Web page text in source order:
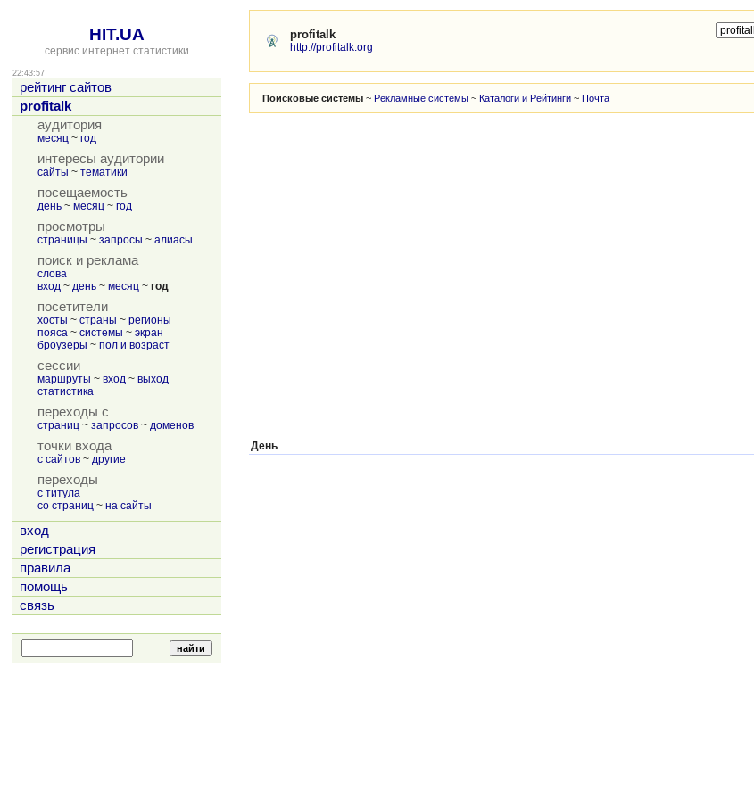
HIT.UA
сервис интернет статистики
22:43:57
рейтинг сайтов
profitalk
аудитория
месяц ~ год
интересы аудитории
сайты ~ тематики
посещаемость
день ~ месяц ~ год
просмотры
страницы ~ запросы ~ алиасы
поиск и реклама
слова
вход ~ день ~ месяц ~ год
посетители
хосты ~ страны ~ регионы
пояса ~ системы ~ экран
броузеры ~ пол и возраст
сессии
маршруты ~ вход ~ выход
статистика
переходы с
страниц ~ запросов ~ доменов
точки входа
с сайтов ~ другие
переходы
с титула
со страниц ~ на сайты
вход
регистрация
правила
помощь
связь
profitalk
http://profitalk.org
Поисковые системы ~ Рекламные системы ~ Каталоги и Рейтинги ~ Почта
День